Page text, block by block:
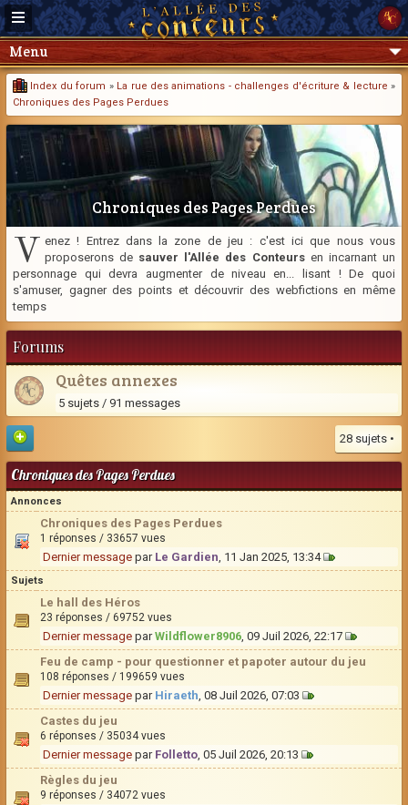
Menu
Index du forum » La rue des animations - challenges d'écriture & lecture »
Chroniques des Pages Perdues
Chroniques des Pages Perdues
V enez ! Entrez dans la zone de jeu : c'est ici que nous vous
proposerons de sauver l'Allée des Conteursen incarnant un
personnage qui devra augmenter de niveau en... lisant ! De quoi
s'amuser, gagner des points et découvrir des webfictions en même
temps
Forums
Quêtes annexes
5 sujets / 91 messages
28 sujets •
Chroniques des Pages Perdues
Annonces
Chroniques des Pages Perdues
1 réponses / 33657 vues
Dernier message par Le Gardien, 11 Jan 2025, 13:34
Sujets
Le hall des Héros
23 réponses / 69752 vues
Dernier message parWildflower8906, 09 Juil 2026, 22:17
Feu de camp - pour questionner et papoter autour du jeu
108 réponses / 199659 vues
Dernier message par Hiraeth, 08 Juil 2026, 07:03
Castes du jeu
6 réponses / 35034 vues
Dernier message par Folletto, 05 Juil 2026, 20:13
Règles du jeu
9 réponses / 34072 vues